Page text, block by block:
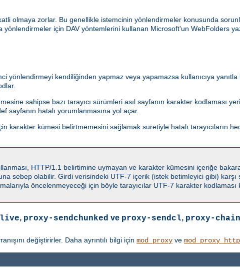
olmaya zorlar. Bu genellikle istemcinin yönlendirmeler konusunda
için DAV yöntemlerini kullanan Microsoft'un WebFolders
yönlendirmeyi kendiliğinden yapmaz veya yapamazsa kullanıcıya
sahipse bazı tarayıcı sürümleri asıl sayfanın karakter kodlaması
sayfanın hatalı yorumlanmasına yol açar.
karakter kümesi belirtmemesini sağlamak suretiyle hatalı tarayıcıların
HTTP/1.1 belirtimine uymayan ve karakter kümesini içeriğe
sebep olabilir. Girdi verisindeki UTF-7 içerik (istek betimleyici gibi) karşı
öncelenmeyeceği için böyle tarayıcılar UTF-7 karakter kodlaması
, proxy-sendchunked ve proxy-sendcl, proxy-
değiştirirler. Daha ayrıntılı bilgi için mod_proxy ve mod_proxy_http